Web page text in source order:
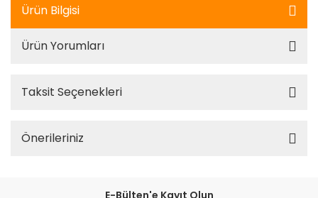
Ürün Bilgisi
Ürün Yorumları
Taksit Seçenekleri
Önerileriniz
E-Bülten'e Kayıt Olun